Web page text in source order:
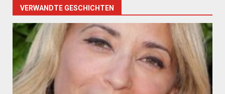
VERWANDTE GESCHICHTEN